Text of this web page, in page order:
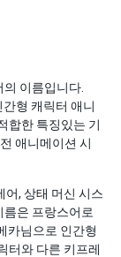
이름입니다.
형 캐릭터 애니
합한 특징있는 기
애니메이션 시
어, 상태 머신 시스
름은 프랑스어로
카님으로 인간형
터와 다른 키프레